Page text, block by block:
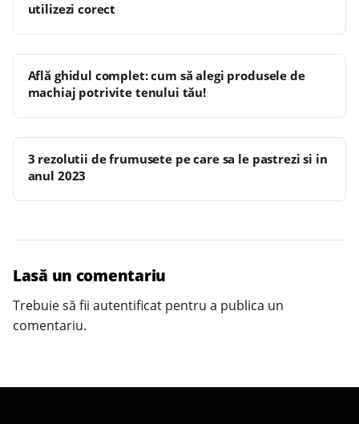
utilizezi corect
Află ghidul complet: cum să alegi produsele de
machiaj potrivite tenului tău!
3 rezolutii de frumusete pe care sa le pastrezi si in
anul 2023
Lasă un comentariu
Trebuie să fii autentificat pentru a publica un
comentariu.